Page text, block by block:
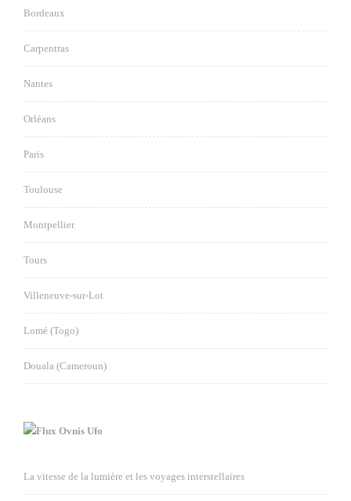
Bordeaux
Carpentras
Nantes
Orléans
Paris
Toulouse
Montpellier
Tours
Villeneuve-sur-Lot
Lomé (Togo)
Douala (Cameroun)
Ovnis Ufo
La vitesse de la lumière et les voyages interstellaires